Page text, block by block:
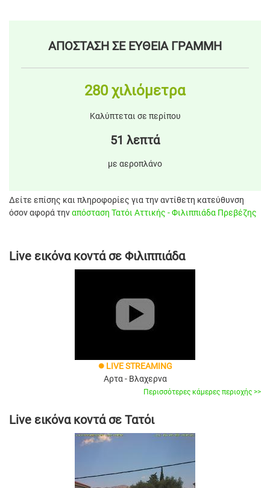
ΑΠΟΣΤΑΣΗ ΣΕ ΕΥΘΕΙΑ ΓΡΑΜΜΗ
280 χιλιόμετρα
Καλύπτεται σε περίπου
51 λεπτά
με αεροπλάνο
Δείτε επίσης και πληροφορίες για την αντίθετη κατεύθυνση
όσον αφορά τηναπόσταση Τατόι Αττικής - Φιλιππιάδα Πρεβέζης
Live εικόνα κοντά σε Φιλιππιάδα
brightness_1 LIVE STREAMING
Αρτα - Βλαχερνα
Περισσότερες κάμερες περιοχής >>
Live εικόνα κοντά σε Τατόι